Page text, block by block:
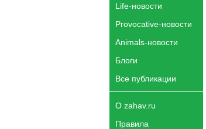
Life-новости
Provocative-новости
Animals-новости
Блоги
Все публикации
О zahav.ru
Правила